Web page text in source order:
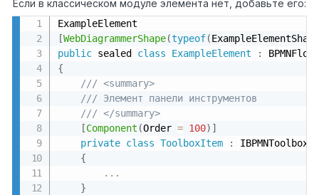
Если в классическом модуле элемента нет, добавьте его:
[WebDiagrammerShape(typeof(
public sealed class ExampleElement
:
{
/// <summary>
/// Элемент панели инструментов
/// </summary>
[Component (Order = 100) ]
private class ToolboxItem :
{
...
}